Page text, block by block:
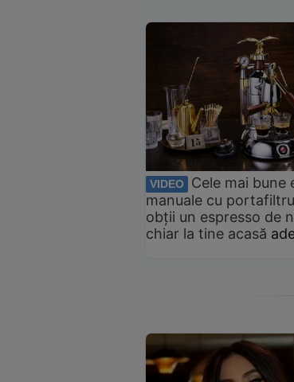
VIDEO
Cele mai bune
manuale cu
obții un espresso de
chiar la tine acasă